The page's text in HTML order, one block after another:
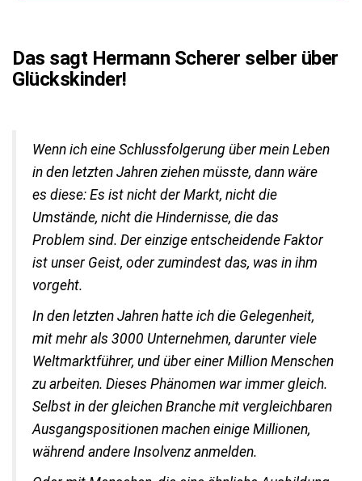
Das sagt Hermann Scherer selber über
Glückskinder!
Wenn ich eine Schlussfolgerung über mein Leben
in den letzten Jahren ziehen müsste, dann wäre
es diese: Es ist nicht der Markt, nicht die
Umstände, nicht die Hindernisse, die das
Problem sind. Der einzige entscheidende Faktor
ist unser Geist, oder zumindest das, was in ihm
vorgeht.
In den letzten Jahren hatte ich die Gelegenheit,
mit mehr als 3000 Unternehmen, darunter viele
Weltmarktführer, und über einer Million Menschen
zu arbeiten. Dieses Phänomen war immer gleich.
Selbst in der gleichen Branche mit vergleichbaren
Ausgangspositionen machen einige Millionen,
während andere Insolvenz anmelden.